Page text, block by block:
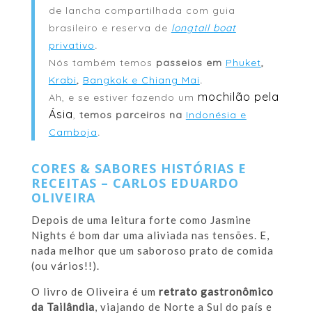
de lancha compartilhada com guia
brasileiro e reserva de longtail boat
privativo.
Nós também temos passeios em Phuket,
Krabi, Bangkok e Chiang Mai.
Ah, e se estiver fazendo um mochilão pela
Ásia
temos parceiros na Indonésia e
Camboja.
CORES & SABORES HISTÓRIAS E
RECEITAS – CARLOS EDUARDO
OLIVEIRA
Depois de uma leitura forte como Jasmine
Nights é bom dar uma aliviada nas tensões. E,
nada melhor que um saboroso prato de comida
(ou vários!!).
O livro de Oliveira é um retrato gastronômico
da Tailândia , viajando de Norte a Sul do país e